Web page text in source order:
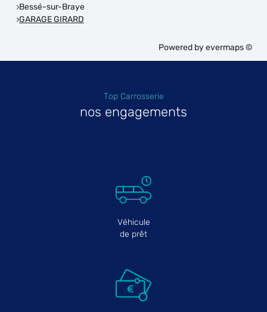
Bessé-sur-Braye
GARAGE GIRARD
Powered byevermaps ©
Top Carrosserie
nos engagements
Véhicule
de prêt